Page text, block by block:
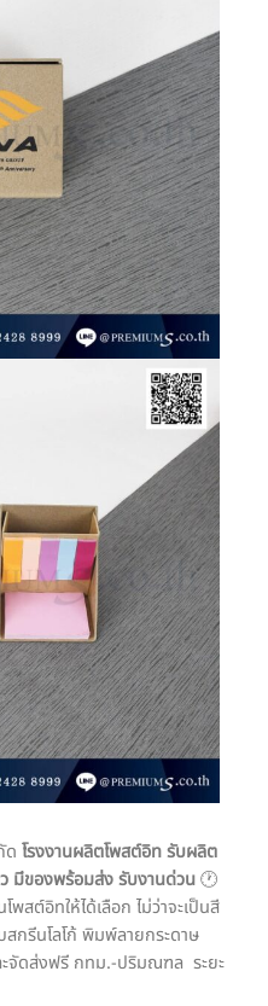
ด โรงงานผลิตโพสต์อิท รับผลิต
มีของพร้อมส่ง รับงานด่วน🕐
สต์อิทให้ได้เลือก ไม่ว่าจะเป็นสี
กรีนโลโก้ พิมพ์ลายกระดาษ
จัดส่งฟรี กทม.-ปริมณฑล ระยะ